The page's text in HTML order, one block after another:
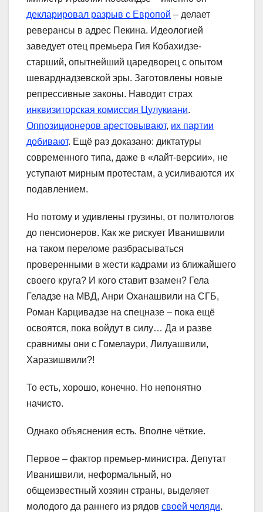
декларировал разрыв с Европой – делает
реверансы в адрес Пекина. Идеологией
заведует отец премьера Гия Кобахидзе-
старший, опытнейший царедворец с опытом
шеварднадзевской эры. Заготовлены новые
репрессивные законы. Наводит страх
инквизиторская комиссия Цулукиани.
Оппозиционеров арестовывают, их партии
добивают. Ещё раз доказано: диктатуры
современного типа, даже в «лайт-версии», не
уступают мирным протестам, а усиливаются их
подавлением.
Но потому и удивлены грузины, от политологов
до пенсионеров. Как же рискует Иванишвили
на таком переломе разбрасываться
проверенными в жести кадрами из ближайшего
своего круга? И кого ставит взамен? Гела
Геладзе на МВД, Анри Оханашвили на СГБ,
Роман Карцивадзе на спецназе – пока ещё
освоятся, пока войдут в силу… Да и разве
сравнимы они с Гомелаури, Лилуашвили,
Харазишвили?!
То есть, хорошо, конечно. Но непонятно
начисто.
Однако объяснения есть. Вполне чёткие.
Первое – фактор премьер-министра. Депутат
Иванишвили, неформальный, но
общеизвестный хозяин страны, выделяет
молодого да раннего из рядов своей челяди.